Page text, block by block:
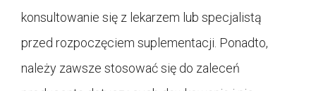
konsultowanie się z lekarzem lub specjalistą
przed rozpoczęciem suplementacji. Ponadto,
należy zawsze stosować się do zaleceń